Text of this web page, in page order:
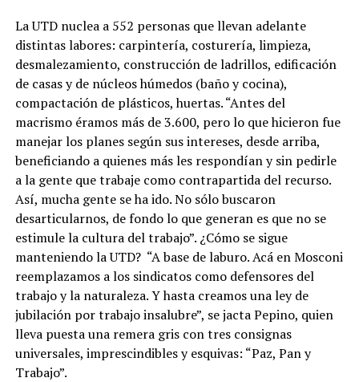
La UTD nuclea a 552 personas que llevan adelante
distintas labores: carpintería, costurería, limpieza,
desmalezamiento, construcción de ladrillos, edificación
de casas y de núcleos húmedos (baño y cocina),
compactación de plásticos, huertas. “Antes del
macrismo éramos más de 3.600, pero lo que hicieron fue
manejar los planes según sus intereses, desde arriba,
beneficiando a quienes más les respondían y sin pedirle
a la gente que trabaje como contrapartida del recurso.
Así, mucha gente se ha ido. No sólo buscaron
desarticularnos, de fondo lo que generan es que no se
estimule la cultura del trabajo”. ¿Cómo se sigue
manteniendo la UTD? “A base de laburo. Acá en Mosconi
reemplazamos a los sindicatos como defensores del
trabajo y la naturaleza. Y hasta creamos una ley de
jubilación por trabajo insalubre”, se jacta Pepino, quien
lleva puesta una remera gris con tres consignas
universales, imprescindibles y esquivas: “Paz, Pan y
Trabajo”.